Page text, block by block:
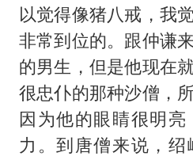
以觉得像猪八戒，我
非常到位的。跟仲谦
的男生，但是他现在
很忠仆的那种沙僧，
因为他的眼睛很明
力。到唐僧来说，